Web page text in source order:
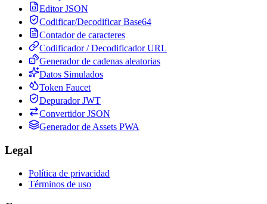
Editor JSON
Codificar/Decodificar Base64
Contador de caracteres
Codificador / Decodificador URL
Generador de cadenas aleatorias
Datos Simulados
Token Faucet
Depurador JWT
Convertidor JSON
Generador de Assets PWA
Legal
Política de privacidad
Términos de uso